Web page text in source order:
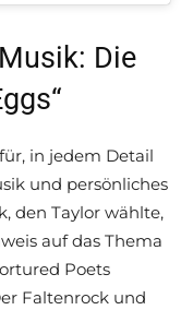
Die
in jedem Detail
und persönliches
den Taylor wählte,
auf das Thema
Poets
Faltenrock und